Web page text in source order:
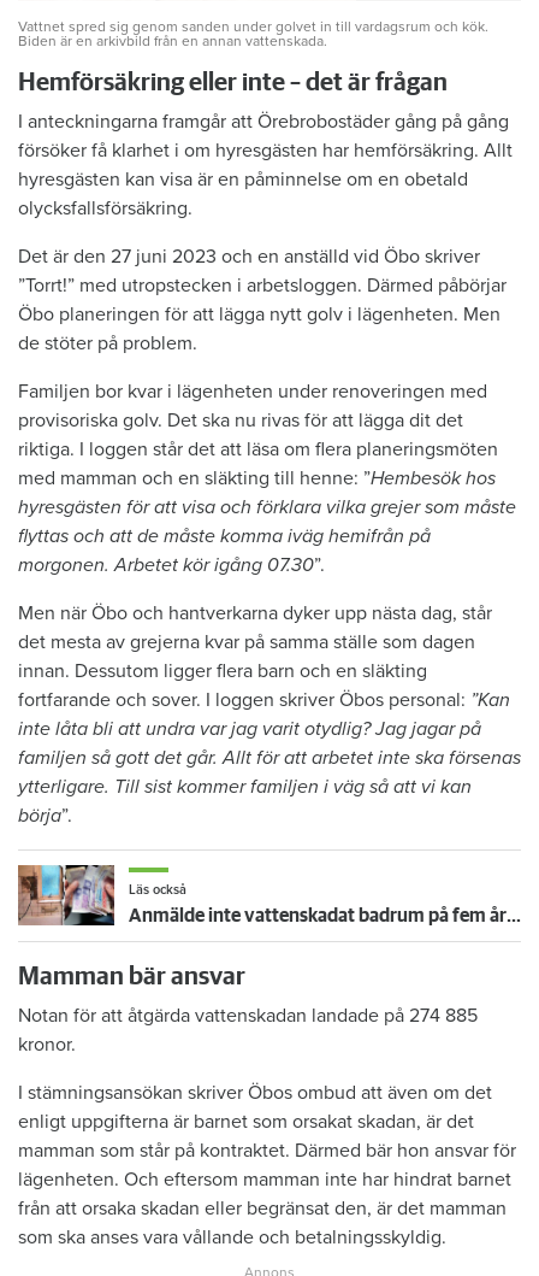
Vattnet spred sig genom sanden under golvet in till vardagsrum och kök.
Biden är en arkivbild från en annan vattenskada.
Hemförsäkring eller inte – det är frågan
I anteckningarna framgår att Örebrobostäder gång på gång
försöker få klarhet i om hyresgästen har hemförsäkring. Allt
hyresgästen kan visa är en påminnelse om en obetald
olycksfallsförsäkring.
Det är den 27 juni 2023 och en anställd vid Öbo skriver
”Torrt!” med utropstecken i arbetsloggen. Därmed påbörjar
Öbo planeringen för att lägga nytt golv i lägenheten. Men
de stöter på problem.
Familjen bor kvar i lägenheten under renoveringen med
provisoriska golv. Det ska nu rivas för att lägga dit det
riktiga. I loggen står det att läsa om flera planeringsmöten
med mamman och en släkting till henne: ”Hembesök hos
hyresgästen för att visa och förklara vilka grejer som måste
flyttas och att de måste komma iväg hemifrån på
morgonen. Arbetet kör igång 07.30”.
Men när Öbo och hantverkarna dyker upp nästa dag, står
det mesta av grejerna kvar på samma ställe som dagen
innan. Dessutom ligger flera barn och en släkting
fortfarande och sover. I loggen skriver Öbos personal: ”Kan
inte låta bli att undra var jag varit otydlig? Jag jagar på
familjen så gott det går. Allt för att arbetet inte ska försenas
ytterligare. Till sist kommer familjen i väg så att vi kan
börja”.
Läs också
Anmälde inte vattenskadat badrum på fem år – krävs på 125 000 kronor
Mamman bär ansvar
Notan för att åtgärda vattenskadan landade på 274 885
kronor.
I stämningsansökan skriver Öbos ombud att även om det
enligt uppgifterna är barnet som orsakat skadan, är det
mamman som står på kontraktet. Därmed bär hon ansvar för
lägenheten. Och eftersom mamman inte har hindrat barnet
från att orsaka skadan eller begränsat den, är det mamman
som ska anses vara vållande och betalningsskyldig.